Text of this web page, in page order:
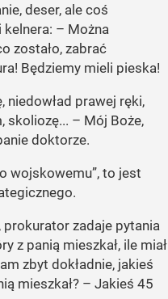
deser, ale coś
kelnera: – Można
zostało, zabrać
Będziemy mieli pieska!
niedowład prawej ręki,
skoliozę... – Mój Boże,
doktorze.
wojskowemu”, to jest
prokurator zadaje pytania
z panią mieszkał, ile miał
zbyt dokładnie, jakieś
mieszkał? – Jakieś 45